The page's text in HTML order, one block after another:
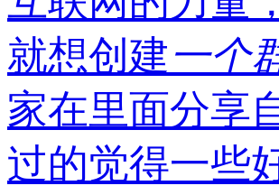
就想创建一个
家在里面分享
过的觉得一些